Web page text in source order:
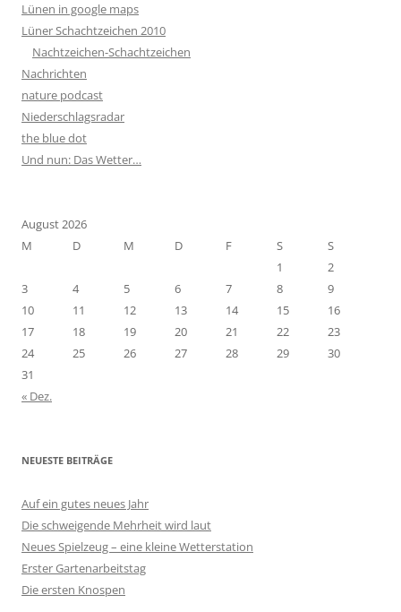
Lünen in google maps
Lüner Schachtzeichen 2010
Nachtzeichen-Schachtzeichen
Nachrichten
nature podcast
Niederschlagsradar
the blue dot
Und nun: Das Wetter…
August 2026
M
D M D F S
S
1
2
3
4 5 6 7 8
9
10
11 12 13 14 15
16
17
18 19 20 21 22
23
24
25 26 27 28 29
30
31
« Dez.
NEUESTE BEITRÄGE
Auf ein gutes neues Jahr
Die schweigende Mehrheit wird laut
Neues Spielzeug – eine kleine Wetterstation
Erster Gartenarbeitstag
Die ersten Knospen